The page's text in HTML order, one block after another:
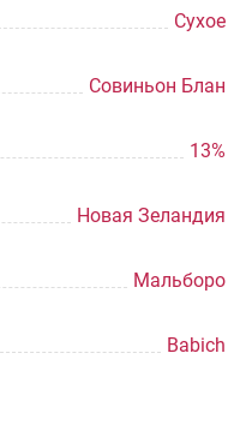
Сухое
Совиньон Блан
13%
Новая Зеландия
Мальборо
Babich